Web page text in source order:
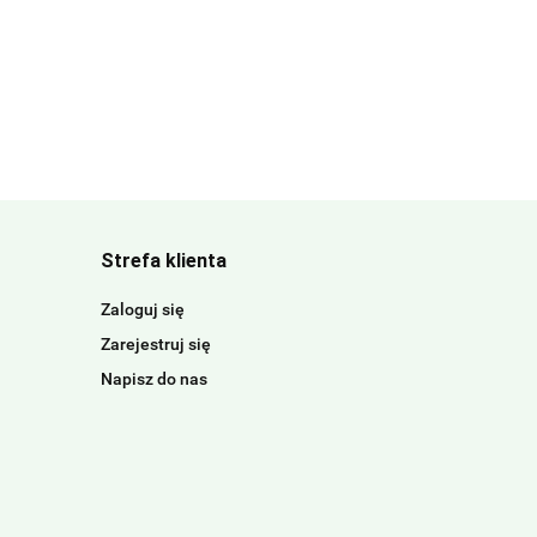
Strefa klienta
Zaloguj się
Zarejestruj się
Napisz do nas